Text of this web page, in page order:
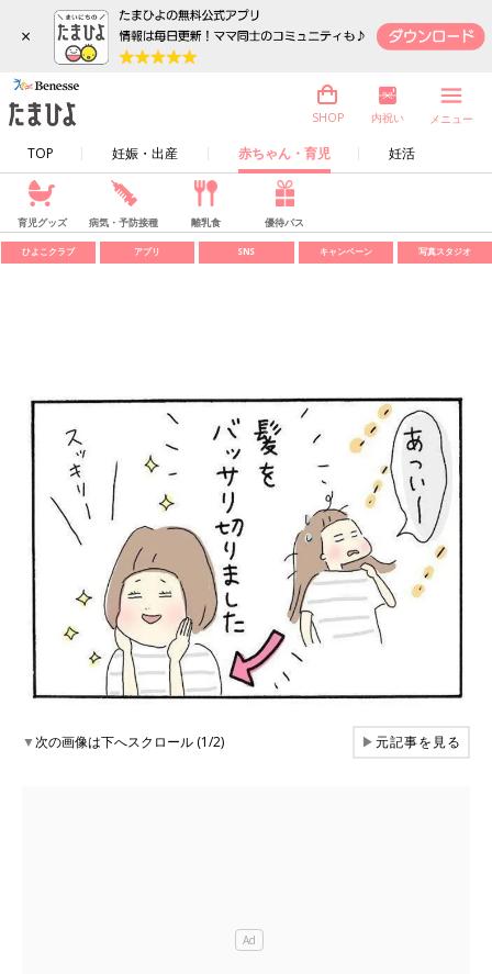
×
TOP 妊娠・出産 赤ちゃん・育児 妊活
SHOP 内祝い メニュー
育児グッズ 病気・予防接種 離乳食 優待パス
ひよこクラブ アプリ SNS キャンペーン 写真スタジオ
▼次の画像は下へスクロール (1/2) ▶元記事を見る